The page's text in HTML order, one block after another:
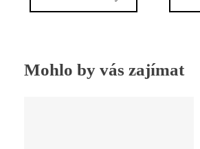
Mohlo by vás zajímat